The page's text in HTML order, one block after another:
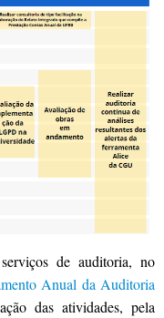
de auditoria, no
Anual da Auditoria
das atividades, pela